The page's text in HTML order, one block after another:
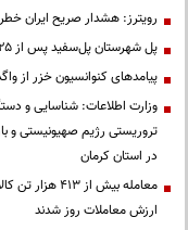
رویترز: هشدار صریح ایران
پل شهرستان پل‌سفید پس از ۲۵ سال به مرحله بهره‌برداری رسید
پیامدهای کنوانسیون خزر از
در استان کرمان
معامله بیش
ارزش معاملات روز شدند